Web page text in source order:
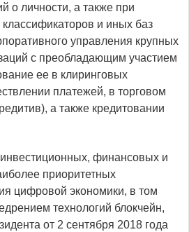
о личности, а также при
классификаторов и иных баз
управления крупных
с преобладающим участием
ее в клиринговых
платежей, в торговом
а также кредитовании
финансовых и
приоритетных
цифровой экономики, в том
технологий блокчейн,
от 2 сентября 2018 года